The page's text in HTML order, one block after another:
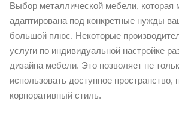
Выбор металлической мебели, которая
адаптирована под конкретные нужды
большой плюс. Некоторые
услуги по индивидуальной настройке
дизайна мебели. Это позволяет не
использовать доступное пространство,
корпоративный стиль.